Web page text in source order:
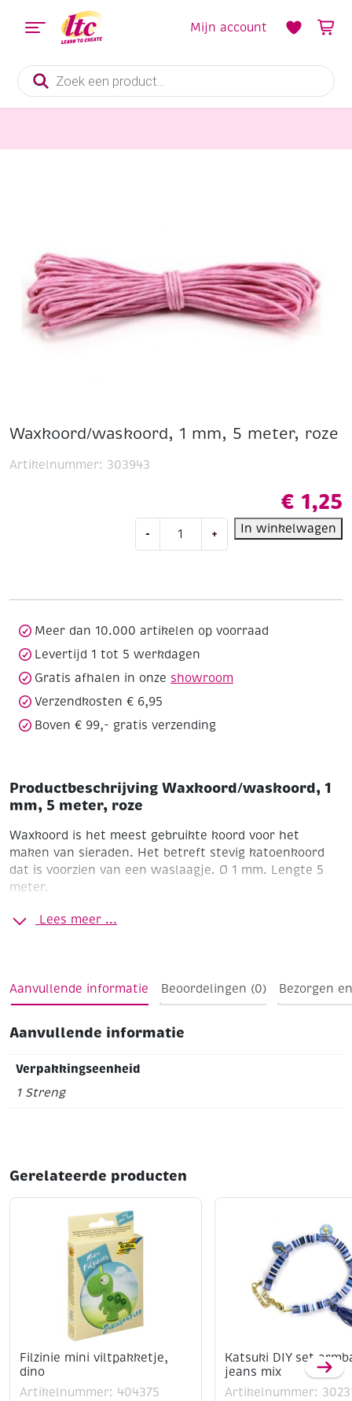
Producten
zoeken
Mijn account
Waxkoord/waskoord, 1 mm, 5 meter, roze
€ 1,25
-
Waxkoord/waskoord,
aantal
+ In winkelwagen
Artikelnummer: 303943
Meer dan 10.000 artikelen op voorraad
Levertijd 1 tot 5 werkdagen
Gratis afhalen in onze showroom
Verzendkosten € 6,95
Boven € 99,- gratis verzending
Productbeschrijving Waxkoord/waskoord, 1
mm, 5 meter, roze
Waxkoord is het meest gebruikte koord voor het
maken van sieraden. Het betreft stevig katoenkoord
dat is voorzien van een waslaagje. Ø 1 mm. Lengte 5
meter.
Roze Lees meer ...
Aanvullende informatie Beoordelingen (0) Bezorgen
Aanvullende informatie
Verpakkingseenheid
1 Streng
Gerelateerde producten
Filzinie mini viltpakketje,
dino
Artikelnummer: 404375
Katsuki DIY set
jeans mix
Artikelnummer: